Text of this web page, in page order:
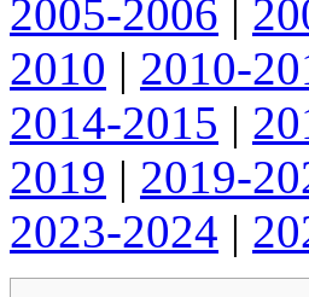
2005-2006 |
2010 | 2010-
2014-2015 |
2019 | 2019-
2023-2024 |